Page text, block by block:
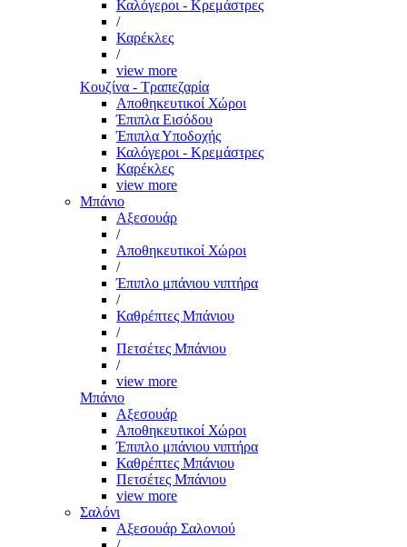
Καλόγεροι - Κρεμάστρες
/
Καρέκλες
/
view more
Κουζίνα - Τραπεζαρία
Αποθηκευτικοί Χώροι
Έπιπλα Εισόδου
Έπιπλα Υποδοχής
Καλόγεροι - Κρεμάστρες
Καρέκλες
view more
Μπάνιο
Αξεσουάρ
/
Αποθηκευτικοί Χώροι
/
Έπιπλο μπάνιου νιπτήρα
/
Καθρέπτες Μπάνιου
/
Πετσέτες Μπάνιου
/
view more
Μπάνιο
Αξεσουάρ
Αποθηκευτικοί Χώροι
Έπιπλο μπάνιου νιπτήρα
Καθρέπτες Μπάνιου
Πετσέτες Μπάνιου
view more
Σαλόνι
Αξεσουάρ Σαλονιού